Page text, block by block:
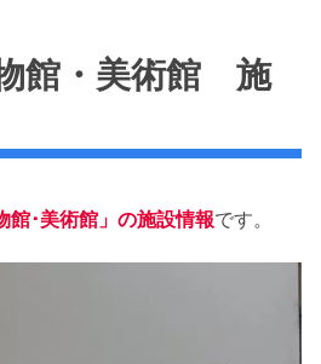
館・美術館 施
館･美術館」の施設情報です。